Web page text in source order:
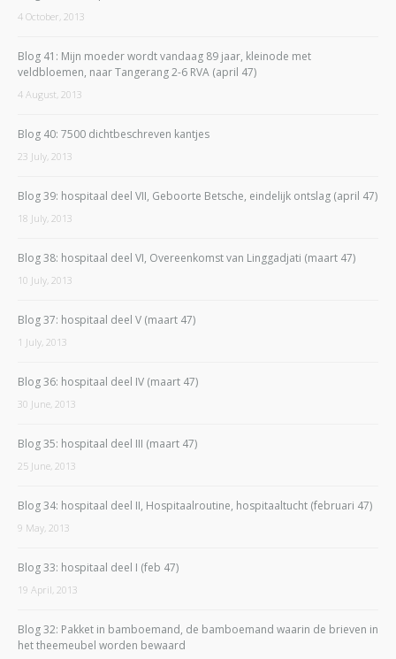
4 October, 2013
Blog 41: Mijn moeder wordt vandaag 89 jaar, kleinode met
veldbloemen, naar Tangerang 2-6 RVA (april 47)
4 August, 2013
Blog 40: 7500 dichtbeschreven kantjes
23 July, 2013
Blog 39: hospitaal deel VII, Geboorte Betsche, eindelijk ontslag (april 47)
18 July, 2013
Blog 38: hospitaal deel VI, Overeenkomst van Linggadjati (maart 47)
10 July, 2013
Blog 37: hospitaal deel V (maart 47)
1 July, 2013
Blog 36: hospitaal deel IV (maart 47)
30 June, 2013
Blog 35: hospitaal deel III (maart 47)
25 June, 2013
Blog 34: hospitaal deel II, Hospitaalroutine, hospitaaltucht (februari 47)
9 May, 2013
Blog 33: hospitaal deel I (feb 47)
19 April, 2013
Blog 32: Pakket in bamboemand, de bamboemand waarin de brieven in
het theemeubel worden bewaard